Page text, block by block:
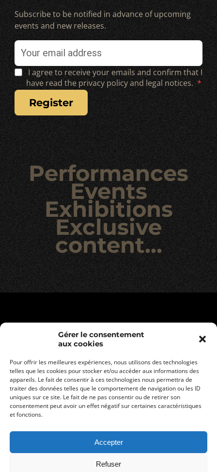
Gérer le consentement
aux cookies
Pour offrir les meilleures expériences, nous utilisons des technologies
telles que les cookies pour stocker et/ou accéder aux informations des
appareils. Le fait de consentir à ces technologies nous permettra de
traiter des données telles que le comportement de navigation ou les ID
uniques sur ce site. Le fait de ne pas consentir ou de retirer son
consentement peut avoir un effet négatif sur certaines caractéristiques
et fonctions.
Accepter
Refuser
Subscribe to be notified in advance of upcoming
events and new releases.
I agree to receive your emails and confirm that I
have read the privacy policy and legal notices.
register
Performances
Events
Exhibitions
Exclusive
content…
General terms and conditions of sale